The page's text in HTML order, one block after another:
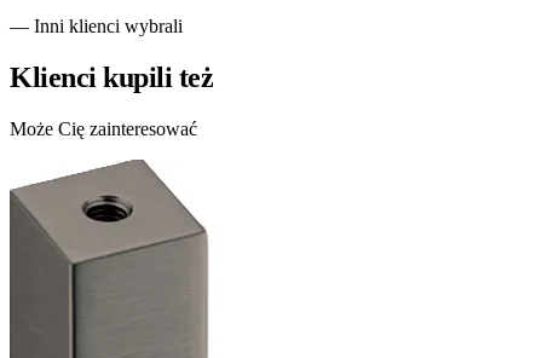
— Inni klienci wybrali
Klienci kupili też
Może Cię zainteresować